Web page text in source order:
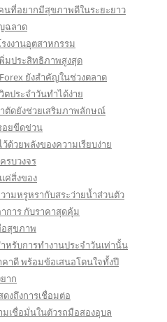
นที่อยากมีสุขภาพดีในระยะยาว
ฉลาด
งงานอุตสาหกรรม
มประสิทธิภาพสูงสุด
ยังสำคัญในช่วงตลาด
ประจำวันทำได้ง่าย
ตัดยังช่วยเสริมภาพลักษณ์
อยขีดข่วน
ด้วยพลังของความเรียบง่าย
รบวงจร
ค่สิ่งของ
มหรูหรากับสระว่ายน้ำส่วนตัว
การ กับราคาสุดคุ้ม
อสุขภาพ
หรับการทำงานประจำวันเท่านั้น
าดี พร้อมข้อเสนอโดนใจทั้งปี
าก
งถึงการเชื่อมต่อ
มเชื่อมั่นในตัวรถมือสองอุบล